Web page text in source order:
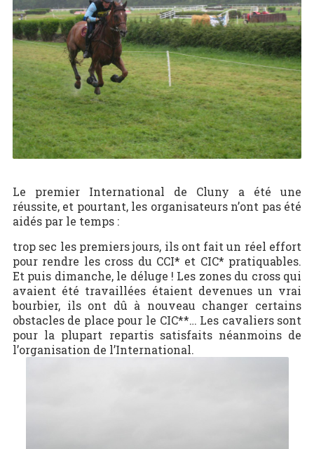
Le premier International de Cluny a été une
réussite, et pourtant, les organisateurs n’ont pas été
aidés par le temps :
trop sec les premiers jours, ils ont fait un réel effort
pour rendre les cross du CCI* et CIC* pratiquables.
Et puis dimanche, le déluge ! Les zones du cross qui
avaient été travaillées étaient devenues un vrai
bourbier, ils ont dû à nouveau changer certains
obstacles de place pour le CIC**… Les cavaliers sont
pour la plupart repartis satisfaits néanmoins de
l’organisation de l’International.